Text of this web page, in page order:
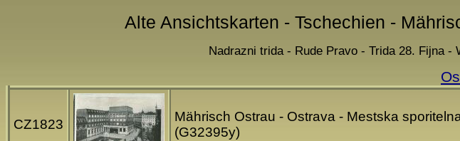
Alte Ansichtskarten - Tschechien -
Nadrazni trida - Rude Pravo - Trida 28. Fijna
CZ1823
Mährisch Ostrau - Ostrava - Mestska
(G32395y)